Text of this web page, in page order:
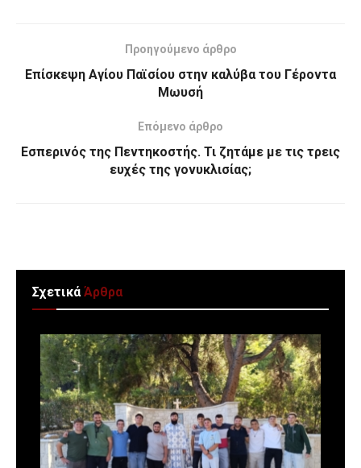
Προηγούμενο άρθρο
Επίσκεψη Αγίου Παϊσίου στην καλύβα του Γέροντα
Μωυσή
Επόμενο άρθρο
Εσπερινός της Πεντηκοστής. Τι ζητάμε με τις τρεις
ευχές της γονυκλισίας;
ΣχετικάΆρθρα